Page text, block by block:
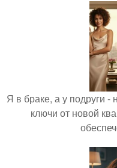
Я в браке, а у подруги -
ключи от новой